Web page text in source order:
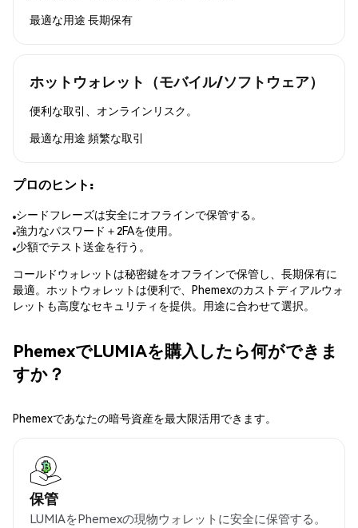
最適な用途 長期保有
ホットウォレット（モバイル/ソフトウェア）
便利な取引、オンラインリスク。
最適な用途 頻繁な取引
プロのヒント:
シードフレーズは安全にオフラインで保管する。
強力なパスワード＋2FAを使用。
少額でテスト送金を行う。
コールドウォレットは秘密鍵をオフラインで保管し、長期保有に
最適。ホットウォレットは便利で、Phemexのカストディアルウォ
レットも高度なセキュリティを提供。用途に合わせて選択。
PhemexでLUMIAを購入したら何ができま
すか？
Phemexであなたの暗号資産を最大限活用できます。
保管
LUMIAをPhemexの現物ウォレットに安全に保管する。